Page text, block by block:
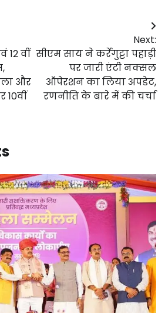
12 वीं
और
Next:
सीएम साय ने कर्रेगुट्टा पहाड़ी
पर जारी एंटी नक्सल
ऑपेरशन का लिया अपडेट,
रणनीति के बारे में की चर्चा